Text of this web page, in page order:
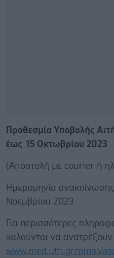
Προθεσμία Υποβολής
έως 15 Οκτωβρίου 2023
(Αποστολή με courier ή
Hμερομηνία
Νοεμβρίου 2023
Για περισσότερες
καλούνται να ανατρέξουν
www.med.uth.gr/